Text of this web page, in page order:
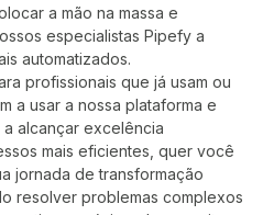
a mão na massa e
especialistas Pipefy a
automatizados.
profissionais que já usam ou
a usar a nossa plataforma e
alcançar excelência
mais eficientes, quer você
jornada de transformação
resolver problemas complexos